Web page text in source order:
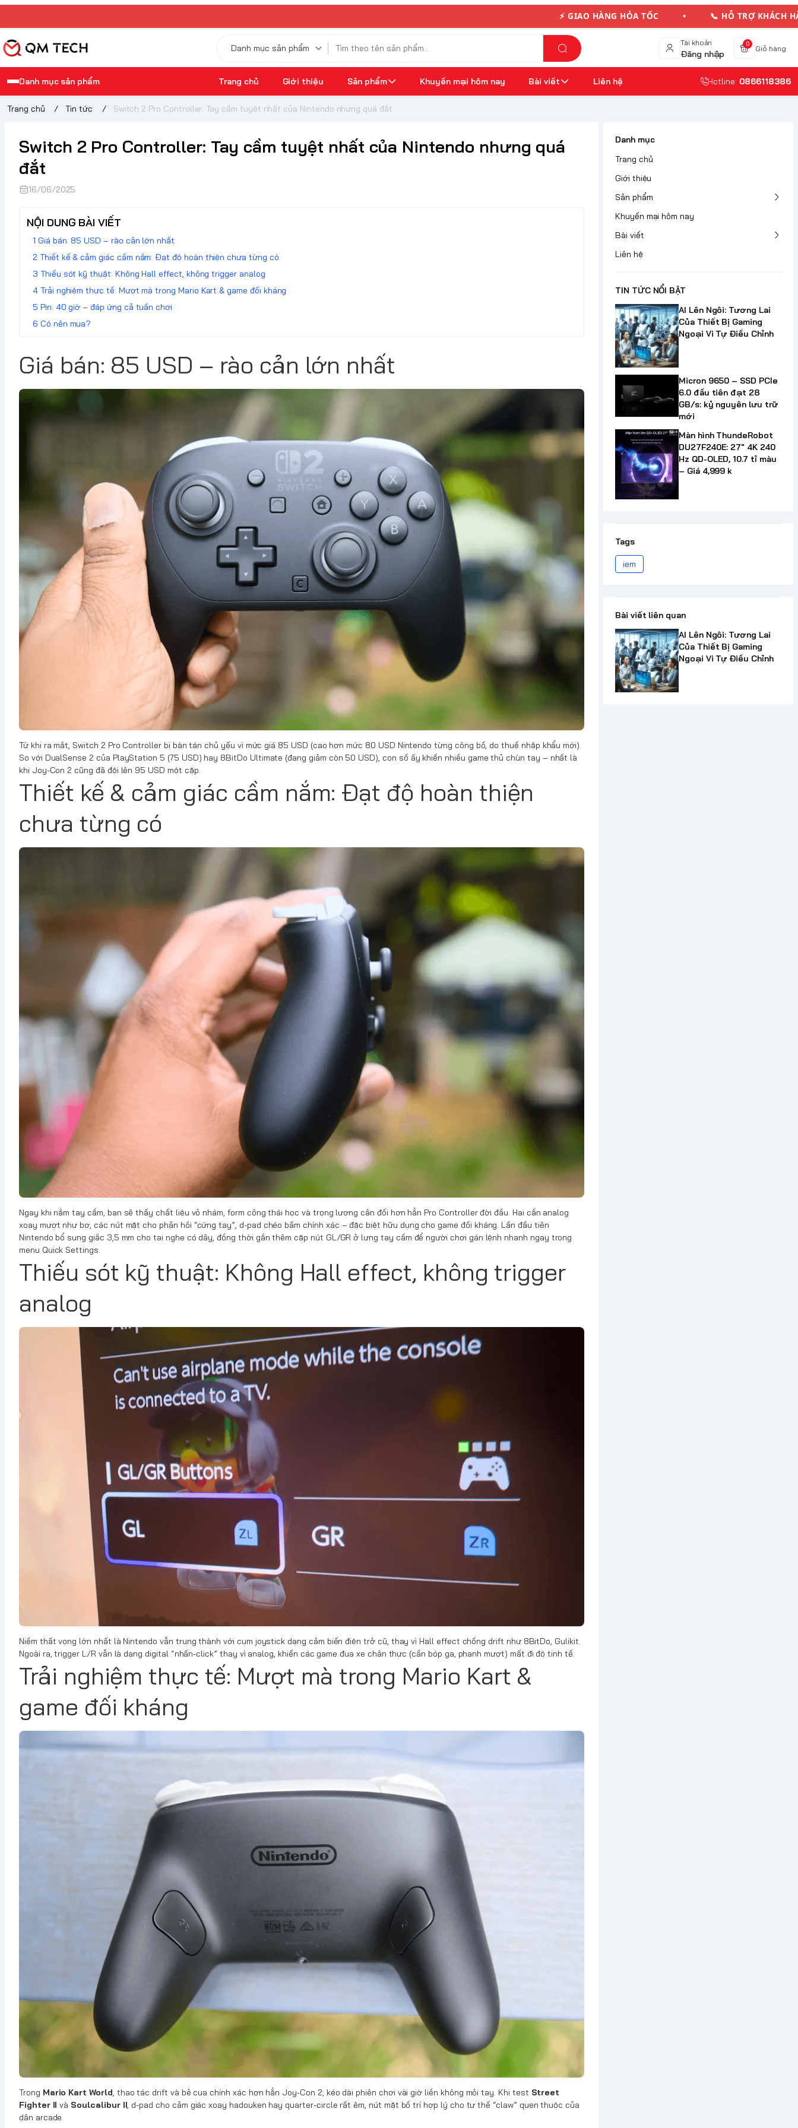
⚡ GIAO HÀNG HỎA TỐC • 📞 HỖ TRỢ KHÁCH HÀNG
Tài khoản
Đăng nhập
0
Giỏ hàng
Danh mục sản phẩm Trang chủ Giới thiệu Sản phẩm Khuyến mại hôm nay Bài viết Liên hệ Hotline: 0866118386
Trang chủ / Tin tức / Switch 2 Pro Controller: Tay cầm tuyệt nhất của Nintendo nhưng quá đắt
Switch 2 Pro Controller: Tay cầm tuyệt nhất của Nintendo nhưng quá
đắt
16/06/2025
NỘI DUNG BÀI VIẾT
Giá bán: 85 USD – rào cản lớn nhất
Thiết kế & cảm giác cầm nắm: Đạt độ hoàn thiện chưa từng có
Thiếu sót kỹ thuật: Không Hall effect, không trigger analog
Trải nghiệm thực tế: Mượt mà trong Mario Kart & game đối kháng
Pin: 40 giờ – đáp ứng cả tuần chơi
Có nên mua?
Giá bán: 85 USD – rào cản lớn nhất
Từ khi ra mắt, Switch 2 Pro Controller bị bàn tán chủ yếu vì mức giá 85 USD (cao hơn mức 80 USD Nintendo từng công bố, do thuế nhập khẩu mới).
So với DualSense 2 của PlayStation 5 (75 USD) hay 8BitDo Ultimate (đang giảm còn 50 USD), con số ấy khiến nhiều game thủ chùn tay – nhất là
khi Joy-Con 2 cũng đã đội lên 95 USD một cặp.
Thiết kế & cảm giác cầm nắm: Đạt độ hoàn thiện
chưa từng có
Ngay khi nắm tay cầm, bạn sẽ thấy chất liệu vỏ nhám, form công thái học và trọng lượng cân đối hơn hẳn Pro Controller đời đầu. Hai cần analog
xoay mượt như bơ, các nút mặt cho phản hồi “cứng tay”, d-pad chéo bấm chính xác – đặc biệt hữu dụng cho game đối kháng. Lần đầu tiên
Nintendo bổ sung giắc 3,5 mm cho tai nghe có dây, đồng thời gắn thêm cặp nút GL/GR ở lưng tay cầm để người chơi gán lệnh nhanh ngay trong
menu Quick Settings.
Thiếu sót kỹ thuật: Không Hall effect, không trigger
analog
Niềm thất vọng lớn nhất là Nintendo vẫn trung thành với cụm joystick dạng cảm biến điện trở cũ, thay vì Hall effect chống drift như 8BitDo, Gulikit.
Ngoài ra, trigger L/R vẫn là dạng digital “nhấn-click” thay vì analog, khiến các game đua xe chân thực (cần bóp ga, phanh mượt) mất đi độ tinh tế.
Trải nghiệm thực tế: Mượt mà trong Mario Kart &
game đối kháng
Trong Mario Kart World, thao tác drift và bẻ cua chính xác hơn hẳn Joy-Con 2; kéo dài phiên chơi vài giờ liền không mỏi tay. Khi test Street
Fighter II và Soulcalibur II, d-pad cho cảm giác xoay hadouken hay quarter-circle rất êm, nút mặt bố trí hợp lý cho tư thế “claw” quen thuộc của
dân arcade.
Danh mục
Trang chủ
Giới thiệu
Sản phẩm
Khuyến mại hôm nay
Bài viết
Liên hệ
TIN TỨC NỔI BẬT
AI Lên Ngôi: Tương Lai
Của Thiết Bị Gaming
Ngoại Vi Tự Điều Chỉnh
Micron 9650 – SSD PCIe
6.0 đầu tiên đạt 28
GB/s: kỷ nguyên lưu trữ
mới
Màn hình ThundeRobot
DU27F240E: 27" 4K 240
Hz QD-OLED, 10.7 tỉ màu
– Giá 4,999 k
Tags
iem
Bài viết liên quan
AI Lên Ngôi: Tương Lai
Của Thiết Bị Gaming
Ngoại Vi Tự Điều Chỉnh